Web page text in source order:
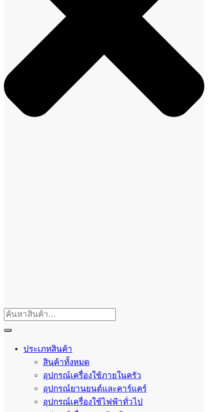
ประเภทสินค้า
สินค้าทั้งหมด
อุปกรณ์เครื่องใช้ภายในครัว
อุปกรณ์ยานยนต์และคาร์แคร์
อุปกรณ์เครื่องใช้ไฟฟ้าทั่วไป